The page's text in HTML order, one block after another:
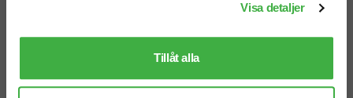
Visa detaljer
Tillåt alla